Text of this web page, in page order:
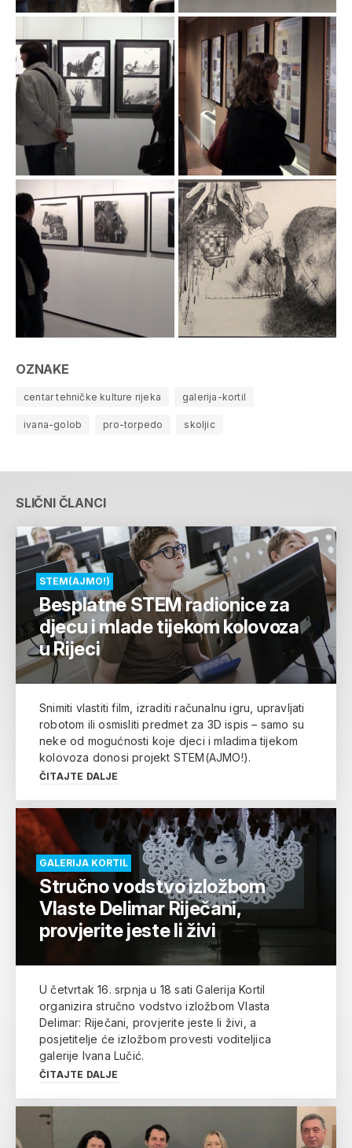
OZNAKE
centar tehničke kulture rijeka galerija-kortil
ivana-golob pro-torpedo skoljic
SLIČNI ČLANCI
STEM(AJMO!)
Besplatne STEM radionice za
djecu i mlade tijekom kolovoza
u Rijeci
Snimiti vlastiti film, izraditi računalnu igru, upravljati
robotom ili osmisliti predmet za 3D ispis – samo su
neke od mogućnosti koje djeci i mladima tijekom
kolovoza donosi projekt STEM(AJMO!).
ČITAJTE DALJE
GALERIJA KORTIL
Stručno vodstvo izložbom
Vlaste Delimar Riječani,
provjerite jeste li živi
U četvrtak 16. srpnja u 18 sati Galerija Kortil
organizira stručno vodstvo izložbom Vlasta
Delimar: Riječani, provjerite jeste li živi, a
posjetitelje će izložbom provesti voditeljica
galerije Ivana Lučić.
ČITAJTE DALJE